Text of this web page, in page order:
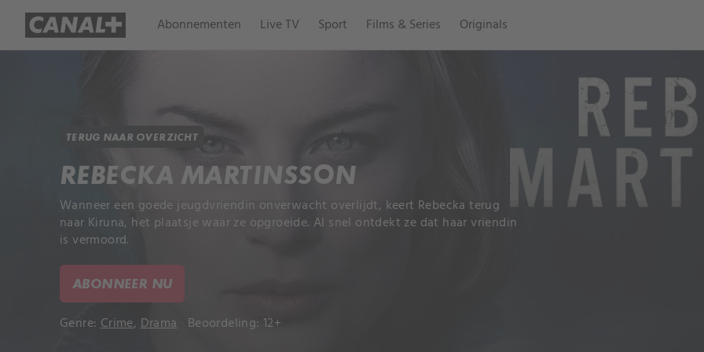
Abonnementen Live TV Sport Films & Series Originals
TERUG NAAR OVERZICHT
REBECKA MARTINSSON
Wanneer een goede jeugdvriendin onverwacht overlijdt, keert Rebecka terug
naar Kiruna, het plaatsje waar ze opgroeide. Al snel ontdekt ze dat haar vriendin
is vermoord.
ABONNEER NU
Genre: Crime, Drama Beoordeling: 12+